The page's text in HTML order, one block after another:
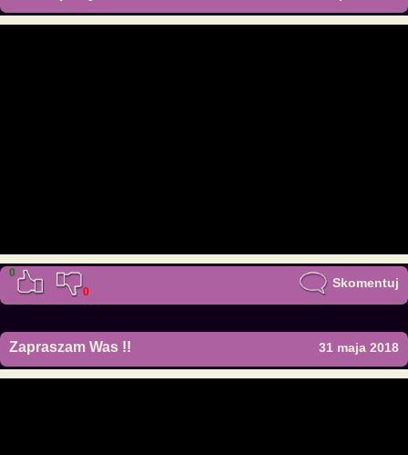
0
0
Skomentuj
Zapraszam Was !! 31 maja 2018